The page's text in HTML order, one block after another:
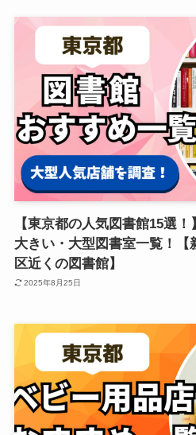
【東京都の人気図書館15選
大きい・大型図書室一覧！【
区近くの図書館】
2025年8月25日